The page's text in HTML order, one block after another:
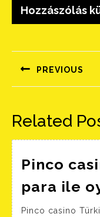
navigáció
PREVIOUS
Előző
Related
Pinco
para ile
Pinco casino